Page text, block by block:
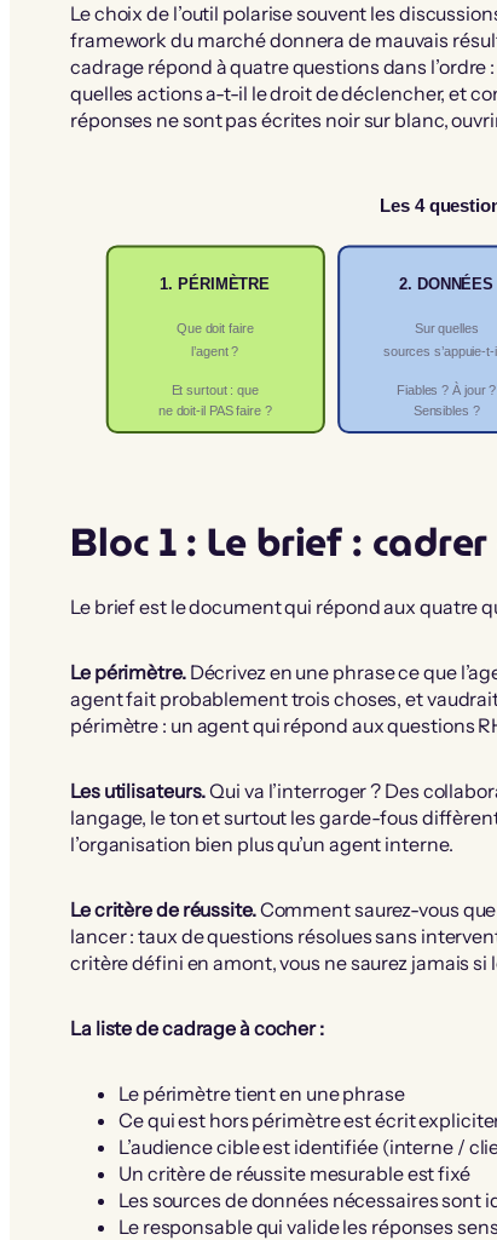
Le choix de l’outil polarise souvent les
framework du marché donnera de mauvais
cadrage répond à quatre questions dans l’ordre
quelles actions a-t-il le droit de déclencher, et
réponses ne sont pas écrites noir sur blanc,
Les 4
1. PÉRIMÈTRE
Que doit faire
l’agent ?
Et surtout : que
ne doit-il PAS faire ?
2. DONNÉES
Sur quelles
sources s’appuie-t-
Fiables ? À jour ?
Sensibles ?
Bloc 1 : Le brief :
Le brief est le document qui répond aux quatre
Le périmètre.Décrivez en une phrase ce que
agent fait probablement trois choses, et
périmètre : un agent qui répond aux questions
Les utilisateurs.Qui va l’interroger ? Des
langage, le ton et surtout les garde-fous
l’organisation bien plus qu’un agent interne.
Le critère de réussite.Comment saurez-vous
lancer : taux de questions résolues sans
critère défini en amont, vous ne saurez jamais si
La liste de cadrage à cocher :
Le périmètre tient en une phrase
Ce qui est hors périmètre est écrit
L’audience cible est identifiée (interne /
Un critère de réussite mesurable est fixé
Les sources de données nécessaires sont
Le responsable qui valide les réponses